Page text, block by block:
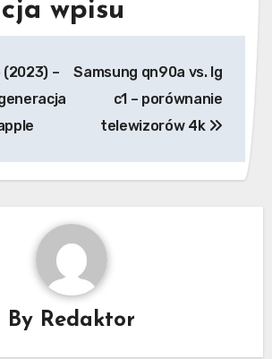
wpisu
(2023) –
Samsung qn90a vs. lg
c1 – porównanie
telewizorów 4k
By Redaktor